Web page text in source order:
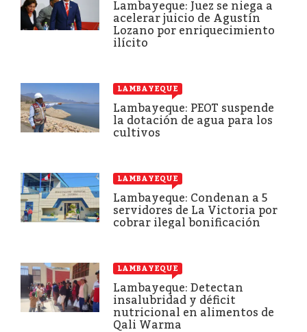
Lambayeque: Juez se niega a
acelerar juicio de Agustín
Lozano por enriquecimiento
ilícito
LAMBAYEQUE
Lambayeque: PEOT suspende
la dotación de agua para los
cultivos
LAMBAYEQUE
Lambayeque: Condenan a 5
servidores de La Victoria por
cobrar ilegal bonificación
LAMBAYEQUE
Lambayeque: Detectan
insalubridad y déficit
nutricional en alimentos de
Qali Warma